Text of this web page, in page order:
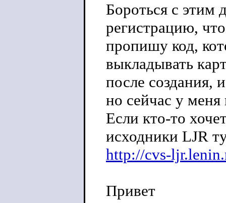
Бороться с этим
регистрацию,
пропишу код,
выкладывать
после создания,
но сейчас у
Если кто-то
исходники LJR
http://cvs-
Привет